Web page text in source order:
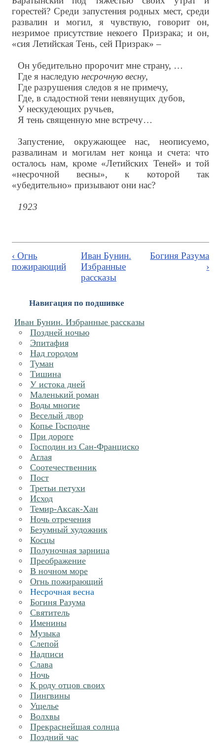
Навигация по подшивке
Иван Бунин. Избранные рассказы
Поздней ночью
Эпитафия
Над городом
Туман
Тишина
У истока дней
Маленький роман
Воды многие
Веселый двор
Копье Господне
При дороге
Господин из Сан-Франциско
Аглая
Соотечественник
Пост
Третьи петухи
Исход
Темир-Аксак-Хан
Ночь отречения
Безумный художник
Косцы
Полуночная зарница
Преображение
В ночном море
Огнь пожирающий
Несрочная весна
Богиня Разума
Святитель
Именины
Музыка
Слепой
Надписи
Слава
Ночь
К роду отцов своих
Пингвины
Ущелье
Волхвы
Прекраснейшая солнца
Поздний час
горестей? Среди запустения родных мест, среди
развалин и могил, я чувствую, говорит он,
незримое присутствие некоего Призрака; и он,
«сия Летийская Тень, сей Призрак» –
Он убедительно пророчит мне страну, …
Где я наследую несрочную весну,
Где разрушения следов я не примечу,
Где, в сладостной тени невянущих дубов,
У нескудеющих ручьев,
Я тень священную мне встречу…
Запустение, окружающее нас, неописуемо,
развалинам и могилам нет конца и счета: что
осталось нам, кроме «Летийских Теней» и той
«несрочной весны», к которой так
«убедительно» призывают они нас?
1923
‹ Огнь
пожирающий
Иван Бунин.
Избранные
рассказы
Богиня Разума
›